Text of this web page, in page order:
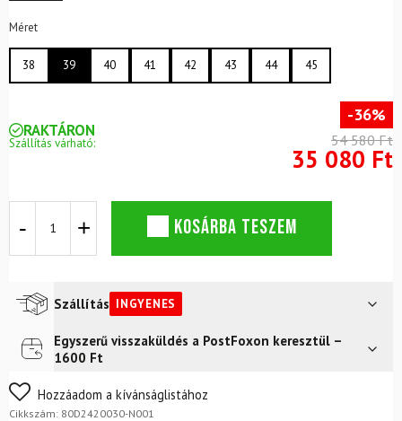
Méret
38 39 40 41 42 43 44 45
RAKTÁRON
Szállítás várható:
-36%
54 580 Ft
35 080 Ft
Boot
fekete
papucs
mennyiség
KOSÁRBA TESZEM
Szállítás INGYENES
Futár a címreIngyenes
FoxPost
Egyszerű visszaküldés a PostFoxon keresztül –
1600 Ft
Nem biztos a választásában? Semmi gond – a terméket
egyszerűen visszaküldheti 14 napon belül, indoklás nélkül.
Hozzáadom a kívánságlistához
Cikkszám: 80D2420030-N001